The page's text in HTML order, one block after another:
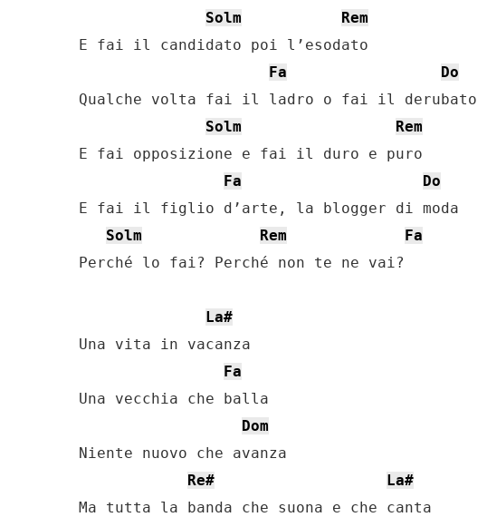
Solm
Rem
E fai il candidato poi l’esodato
Fa
Do
Qualche volta fai il ladro o fai il derubato
Solm
Rem
E fai opposizione e fai il duro e puro
Fa
Do
E fai il figlio d’arte, la blogger di moda
Solm
Rem
Fa
Perché lo fai? Perché non te ne vai?
La#
Una vita in vacanza
Fa
Una vecchia che balla
Dom
Niente nuovo che avanza
Re#
La#
Ma tutta la banda che suona e che canta